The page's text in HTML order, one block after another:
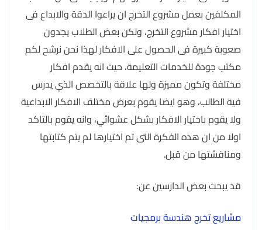
المكلفين بعمل مشروع التخرج ان يراعوا الدقة والابداع فى
اختيار افكار مشروع التخرج، ولكن بعض الطلاب يجدون
صعوبة كبيرة فى الحصول على الافكار لهذا نحن نرشح لكم
مكتب جودة للخدمات التعليمة، حيث انه يقدم افكار
مختلفة وتكون مميزة ولها علاقة بالتخصص الذي يدرس
فية الطالب، وهو ايضا يقوم بعرض مختلف الافكار الابداعية
ولا يقوم باختيار الافكار بشكل عشوائي، وانه يقوم بالتاكد
اولا من ان هذه الفكرة التى تم اختيارها لم يتم كتابتها
ومناقشتها من قبل.
قد يبحث بعض الدارسين عن:
مشاريع تخرج هندسة برمجيات